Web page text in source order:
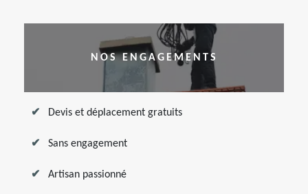
NOS ENGAGEMENTS
Devis et déplacement gratuits
Sans engagement
Artisan passionné